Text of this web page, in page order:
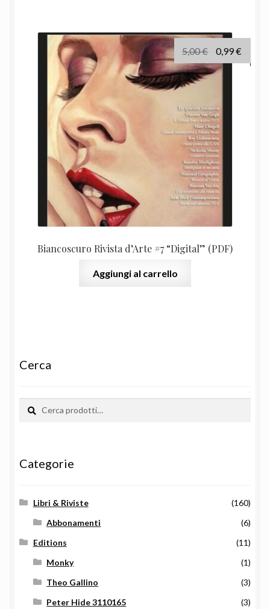
Biancoscuro Rivista d’Arte #7 “Digital” (PDF)
5,00€
prezzo
5,00 €.
0,99€
Aggiungi al carrello
Cerca
Cerca:
Cerca
Categorie
Libri & Riviste
(160)
Abbonamenti
(6)
Editions
(11)
Monky
(1)
Theo Gallino
(3)
Peter Hide 3110165
(3)